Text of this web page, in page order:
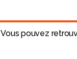
Vous pouvez